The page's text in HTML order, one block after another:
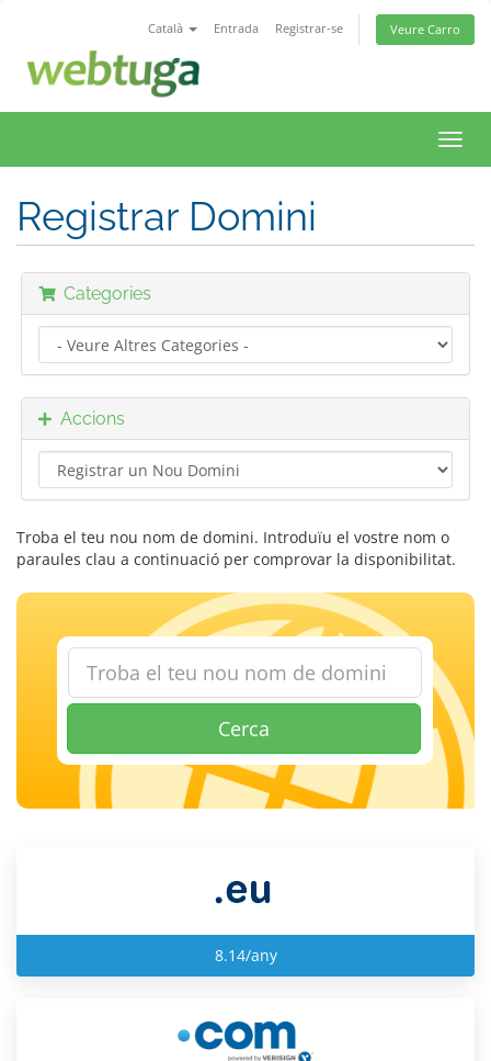
Català Entrada Registrar-se Veure Carro
la
Registrar Domini
Categories
Accions
Troba el teu nou nom de domini. Introduïu el vostre nom o
paraules clau a continuació per comprovar la disponibilitat.
Cerca
8.14/any